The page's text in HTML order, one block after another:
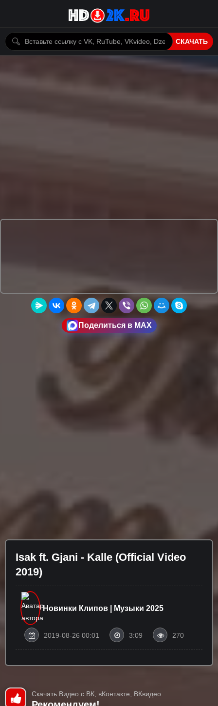
СКАЧАТЬ
Поделиться в MAX
Isak ft. Gjani - Kalle (Official Video
2019)
Новинки Клипов | Музыки 2025
2019-08-26 00:01 3:09 270
Скачать Видео с ВК, вКонтакте, ВКвидео